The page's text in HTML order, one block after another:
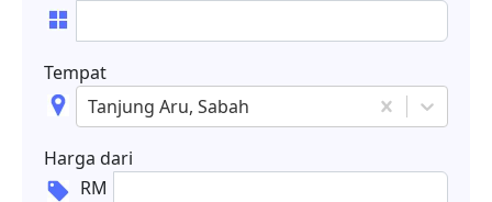
Tempat
Tanjung Aru, Sabah
Harga dari
RM